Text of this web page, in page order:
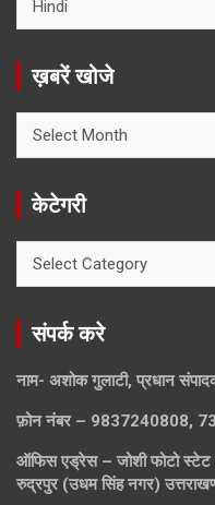
ख़बरें खोजे
खोजे
केटेगरी
संपर्क करे
नाम- अशोक गुलाटी, प्रधान
फ़ोन नंबर – 9837240808,
ऑफिस एड्रेस – जोशी फोटो
रुद्रपुर (उधम सिंह नगर)